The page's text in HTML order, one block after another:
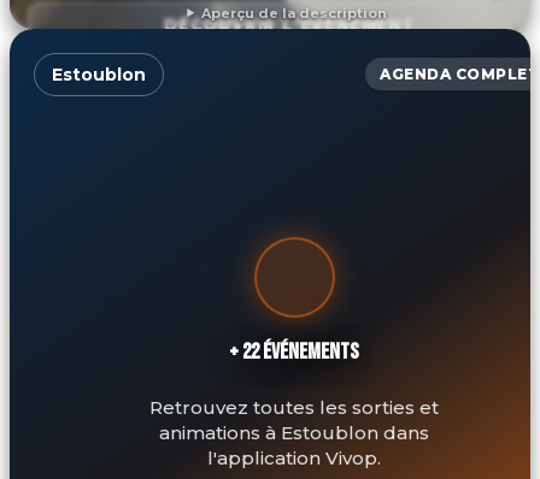
Aperçu de la description
DÉCOUVRIR L'ÉVÉNEMENT
Estoublon AGENDA COMPLET
+ 22 ÉVÉNEMENTS
Retrouvez toutes les sorties et
animations à Estoublon dans
l'application Vivop.